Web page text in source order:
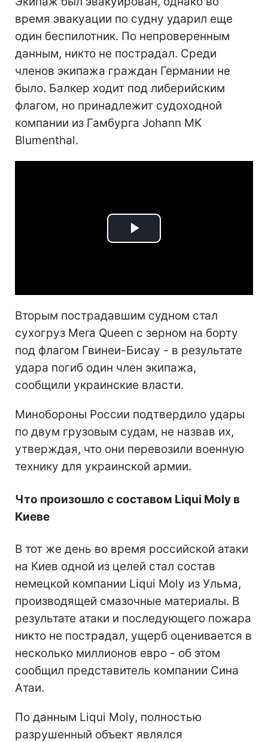
время эвакуации по судну ударил еще
один беспилотник. По непроверенным
данным, никто не пострадал. Среди
членов экипажа граждан Германии не
было. Балкер ходит под либерийским
флагом, но принадлежит судоходной
компании из Гамбурга Johann MK
Blumenthal.
Play
Вторым пострадавшим судном стал
сухогруз Mera Queen с зерном на борту
под флагом Гвинеи-Бисау - в результате
удара погиб один член экипажа,
сообщили украинские власти.
Минобороны России подтвердило удары
по двум грузовым судам, не назвав их,
утверждая, что они перевозили военную
технику для украинской армии.
Что произошло с составом Liqui Moly в
Киеве
В тот же день во время российской атаки
на Киев одной из целей стал состав
немецкой компании Liqui Moly из Ульма,
производящей смазочные материалы. В
результате атаки и последующего пожара
никто не пострадал, ущерб оценивается в
несколько миллионов евро - об этом
сообщил представитель компании Сина
Атаи.
По данным Liqui Moly, полностью
разрушенный объект являлся